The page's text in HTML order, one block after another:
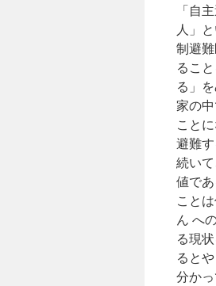
「自
人」
制避
るこ
る」
家の
こと
避難
続い
値で
こと
ん へ
る現
ると
分か